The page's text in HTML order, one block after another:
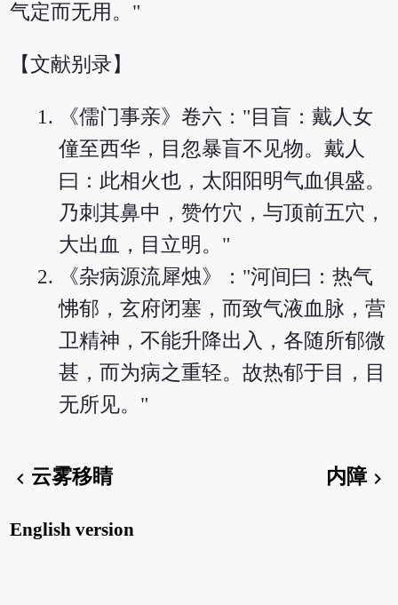
气定而无用。"
【文献别录】
《儒门事亲》卷六："目盲：戴人女
僮至西华，目忽暴盲不见物。戴人
曰：此相火也，太阳阳明气血俱盛。
乃刺其鼻中，赞竹穴，与顶前五穴，
大出血，目立明。"
《杂病源流犀烛》："河间曰：热气
怫郁，玄府闭塞，而致气液血脉，营
卫精神，不能升降出入，各随所郁微
甚，而为病之重轻。故热郁于目，目
无所见。"
chevron_left 云雾移睛 内障chevron_right
English version